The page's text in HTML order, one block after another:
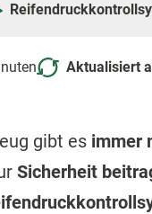
Aktualisiert
gibt es immer
Sicherheit